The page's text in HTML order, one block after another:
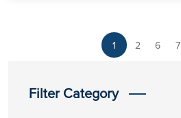
Filter Category
1 2 6 7